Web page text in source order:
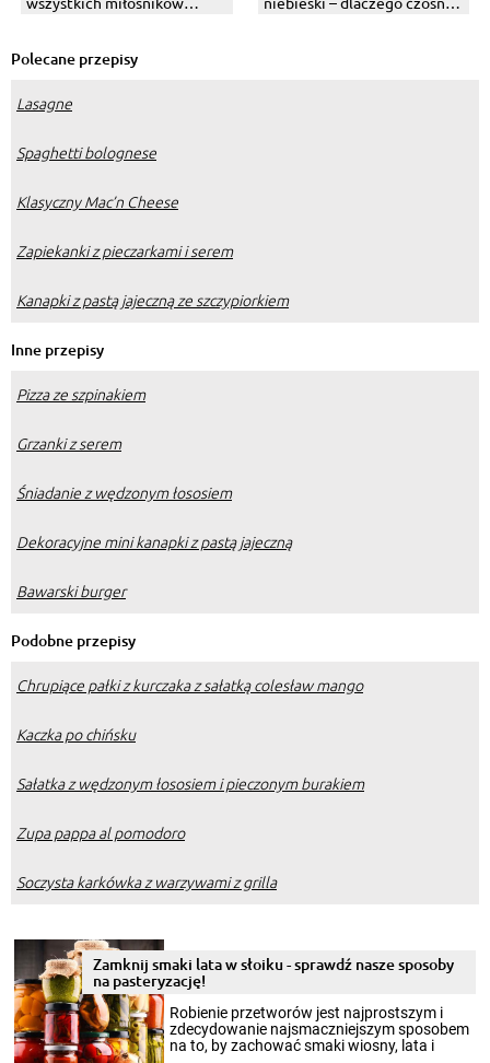
szybkie wypieki z kakao
Polecane przepisy
Lasagne
Spaghetti bolognese
Klasyczny Mac’n Cheese
Zapiekanki z pieczarkami i serem
Kanapki z pastą jajeczną ze szczypiorkiem
Inne przepisy
Pizza ze szpinakiem
Grzanki z serem
Śniadanie z wędzonym łososiem
Dekoracyjne mini kanapki z pastą jajeczną
Bawarski burger
Podobne przepisy
Chrupiące pałki z kurczaka z sałatką colesław mango
Kaczka po chińsku
Sałatka z wędzonym łososiem i pieczonym burakiem
Zupa pappa al pomodoro
Soczysta karkówka z warzywami z grilla
Zamknij smaki lata w słoiku - sprawdź nasze sposoby
na pasteryzację!
Robienie przetworów jest najprostszym i
zdecydowanie najsmaczniejszym sposobem
na to, by zachować smaki wiosny, lata i